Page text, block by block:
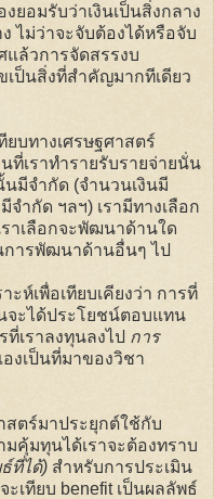
ยอมรับว่าเงินเป็นสิ่งกลาง
ไม่ว่าจะจับต้องได้หรือจับ
แล้วการจัดสรรงบ
ป็นสิ่งที่สำคัญมากทีเดียว
ยบทางเศรษฐศาสตร์
ที่เราทำรายรับรายจ่ายนั่น
นมีจำกัด (จำนวนเงินมี
ำกัด ฯลฯ) เรามีทางเลือก
าเลือกจะพัฒนาด้านใด
การพัฒนาด้านอื่นๆ ไป
ะห์เพื่อเทียบเคียงว่า การที่
จะได้ประโยชน์ตอบแทน
เราลงทุนลงไป การ
องเป็นที่มาของวิชา
สตร์มาประยุกต์ใช้กับ
คุ้มทุนได้เราจะต้องทราบ
ที่ได้) สำหรับการประเมิน
เทียบ benefit เป็นผลลัพธ์